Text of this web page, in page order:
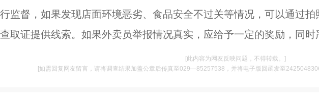
行监督，如果发现店面环境恶劣、食品安全不过关等情况，可以通过
查取证提供线索。如果外卖员举报情况真实，应给予一定的奖励，同时
[此内容为网友反映问题，不得转载。]
[如需回复网友留言，请将调查结果加盖公章后传真至029—85257538，并将电子版回函发至